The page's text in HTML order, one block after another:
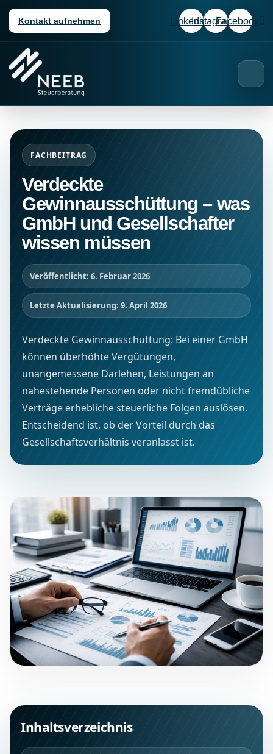
Zum
InhaltKontakt aufnehmen LinkedinInstagramFacebook
FACHBEITRAG
Verdeckte
Gewinnausschüttung – was
GmbH und Gesellschafter
wissen müssen
Veröffentlicht: 6. Februar 2026
Letzte Aktualisierung: 9. April 2026
Verdeckte Gewinnausschüttung: Bei einer GmbH
können überhöhte Vergütungen,
unangemessene Darlehen, Leistungen an
nahestehende Personen oder nicht fremdübliche
Verträge erhebliche steuerliche Folgen auslösen.
Entscheidend ist, ob der Vorteil durch das
Gesellschaftsverhältnis veranlasst ist.
Inhaltsverzeichnis